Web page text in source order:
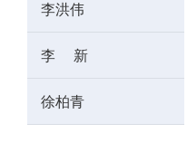
李洪伟
李 新
徐柏青